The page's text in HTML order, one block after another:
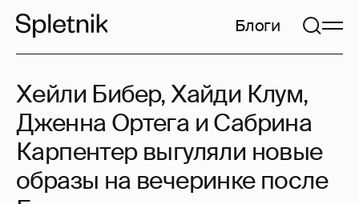
Блоги
Хейли Бибер, Хайди Клум,
Дженна Ортега и Сабрина
Карпентер выгуляли новые
образы на вечеринке после